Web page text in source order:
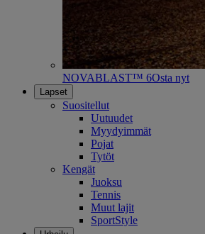
NOVABLAST™ 6Osta nyt
Lapset
Suositellut
Uutuudet
Myydyimmät
Pojat
Tytöt
Kengät
Juoksu
Tennis
Muut lajit
SportStyle